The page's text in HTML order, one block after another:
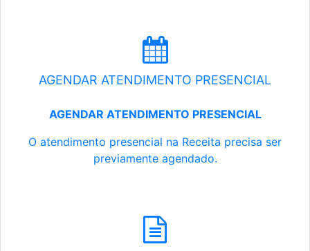
AGENDAR ATENDIMENTO PRESENCIAL
AGENDAR ATENDIMENTO PRESENCIAL
O atendimento presencial na Receita precisa ser
previamente agendado.